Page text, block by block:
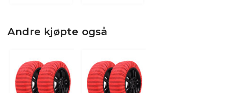
Andre kjøpte også